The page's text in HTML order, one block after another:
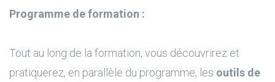
Programme de formation :
Tout au long de la formation, vous découvrirez et
pratiquerez, en parallèle du programme, les outils de